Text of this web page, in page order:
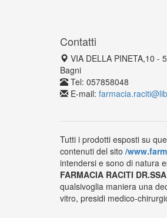
Contatti
VIA DELLA PINETA,10 -
Bagni
Tel: 057858048
E-mail:
Tutti i prodotti esposti su
contenuti del sito /
intendersi e sono di natura
FARMACIA RACITI
qualsivoglia maniera una
vitro, presidi medico-